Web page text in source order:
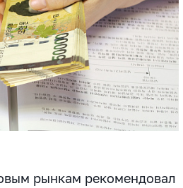
рынкам рекомендовал